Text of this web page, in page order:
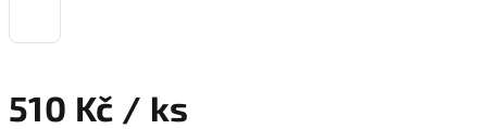
510 Kč / ks